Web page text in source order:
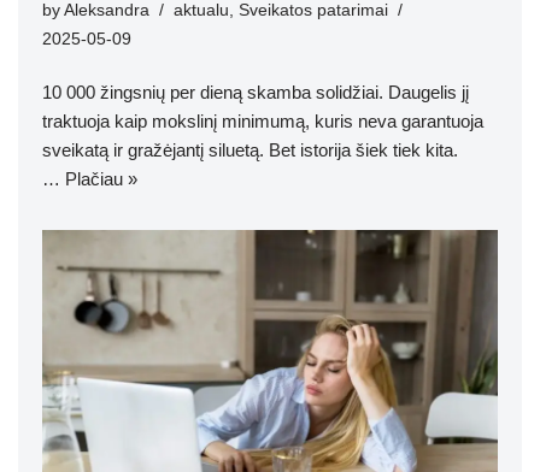
by Aleksandra aktualu, Sveikatos patarimai
2025-05-09
10 000 žingsnių per dieną skamba solidžiai. Daugelis jį
traktuoja kaip mokslinį minimumą, kuris neva garantuoja
sveikatą ir gražėjantį siluetą. Bet istorija šiek tiek kita.
… Plačiau »